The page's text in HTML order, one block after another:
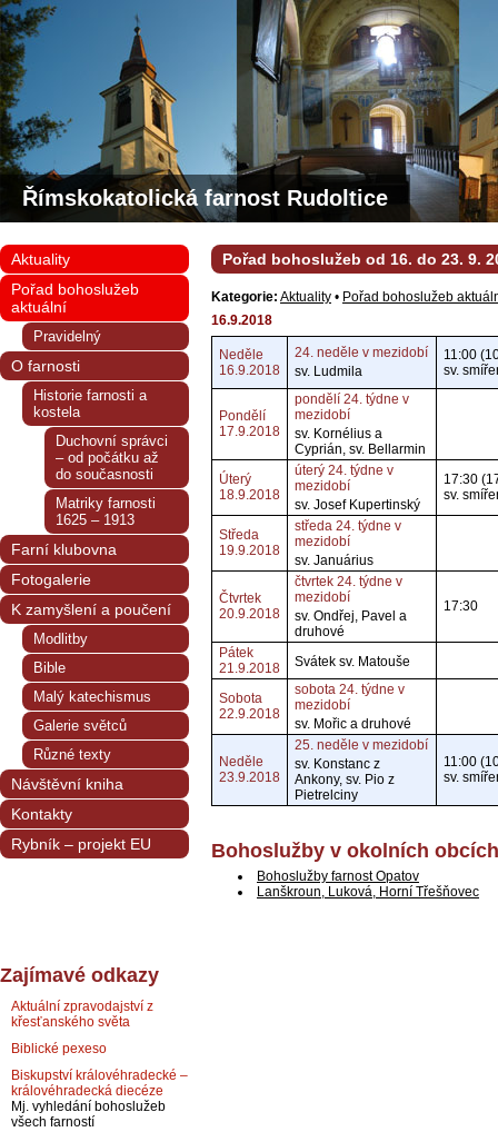
Římskokatolická farnost Rudoltice
Pořad bohoslužeb od 16. do 23. 9.
Kategorie: Aktuality • Pořad bohoslužeb
16.9.2018
Neděle
16.9.2018
24. neděle v mezidobí
sv. Ludmila
11:00
sv.
Pondělí
17.9.2018
pondělí 24. týdne v
mezidobí
sv. Kornélius a
Cyprián, sv. Bellarmin
Úterý
18.9.2018
úterý 24. týdne v
mezidobí
sv. Josef Kupertinský
17:30
sv.
Středa
19.9.2018
středa 24. týdne v
mezidobí
sv. Januárius
Čtvrtek
20.9.2018
čtvrtek 24. týdne v
mezidobí
sv. Ondřej, Pavel a
druhové
17:30
Pátek
21.9.2018
Svátek sv. Matouše
Sobota
22.9.2018
sobota 24. týdne v
mezidobí
sv. Mořic a druhové
Neděle
23.9.2018
25. neděle v mezidobí
sv. Konstanc z
Ankony, sv. Pio z
Pietrelciny
11:00
sv.
Bohoslužby v okolních obcích
Bohoslužby farnost Opatov
Lanškroun, Luková, Horní Třešňovec
Aktuality
Pořad bohoslužeb
aktuální
Pravidelný
O farnosti
Historie farnosti a
kostela
Duchovní správci
– od počátku až
do současnosti
Matriky farnosti
1625 – 1913
Farní klubovna
Fotogalerie
K zamyšlení a poučení
Modlitby
Bible
Malý katechismus
Galerie světců
Různé texty
Návštěvní kniha
Kontakty
Rybník – projekt EU
Zajímavé odkazy
Aktuální zpravodajství z
křesťanského světa
Biblické pexeso
Biskupství královéhradecké –
královéhradecká diecéze
Mj. vyhledání bohoslužeb
všech farností